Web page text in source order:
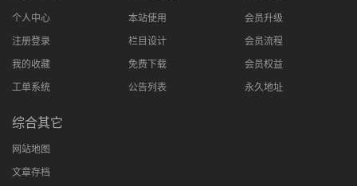
个人中心
注册登录
我的收藏
工单系统
本站使用
栏目设计
免费下载
公告列表
会员升级
会员流程
会员权益
永久地址
综合其它
网站地图
文章存档